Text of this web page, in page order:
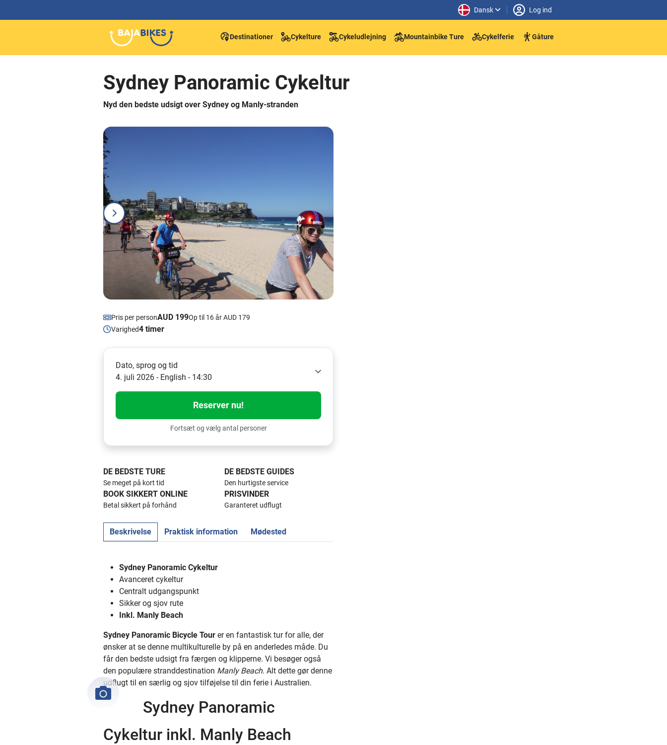
Dansk Log ind
Destinationer Cykelture Cykeludlejning Mountainbike Ture Cykelferie Gåture
Sydney Panoramic Cykeltur
Nyd den bedste udsigt over Sydney og Manly-stranden
Pris per personAUD 199Op til 16 år AUD 179
Varighed4 timer
Dato, sprog og tid
4. juli 2026 - English - 14:30
Reserver nu!
Fortsæt og vælg antal personer
DE BEDSTE TURE
Se meget på kort tid
DE BEDSTE GUIDES
Den hurtigste service
BOOK SIKKERT ONLINE
Betal sikkert på forhånd
PRISVINDER
Garanteret udflugt
Beskrivelse Praktisk information Mødested
Sydney Panoramic Cykeltur
Avanceret cykeltur
Centralt udgangspunkt
Sikker og sjov rute
Inkl. Manly Beach
Sydney Panoramic Bicycle Tour er en fantastisk tur for alle, der
ønsker at se denne multikulturelle by på en anderledes måde. Du
får den bedste udsigt fra færgen og klipperne. Vi besøger også
den populære stranddestination Manly Beach. Alt dette gør denne
udflugt til en særlig og sjov tilføjelse til din ferie i Australien.
Sydney Panoramic
Cykeltur inkl. Manly Beach